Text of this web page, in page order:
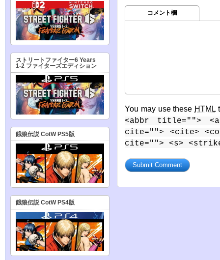
コメント欄
You may use these HTML
<abbr title="">
cite=""> <cite>
cite=""> <s>
ストリートファイター6 Years
1-2 ファイターズエディション
餓狼伝説 CotW PS5版
餓狼伝説 CotW PS4版